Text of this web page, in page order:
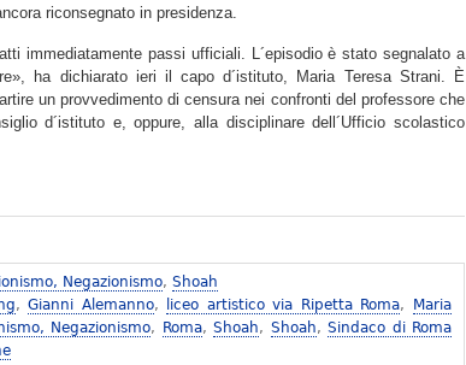
riconsegnato in presidenza.
immediatamente passi ufficiali. L´episodio è stato segnalato a
ha dichiarato ieri il capo d´istituto, Maria Teresa Strani. È
un provvedimento di censura nei confronti del professore che
d´istituto e, oppure, alla disciplinare dell´Ufficio scolastico
Negazionismo, Shoah
,Gianni Alemanno, liceo artistico via Ripetta Roma,
Maria
Negazionismo, Roma, Shoah, Shoah, Sindaco di Roma